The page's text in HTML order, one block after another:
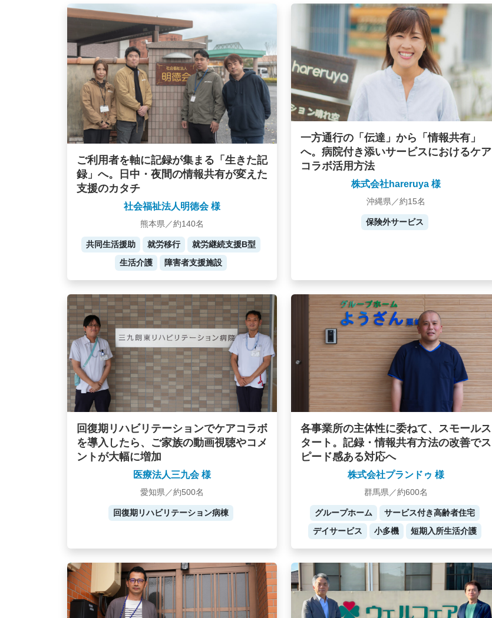
ご利用者を軸に記録が集まる「生きた記
録」へ。日中・夜間の情報共有が変えた
支援のカタチ
社会福祉法人明徳会 様
熊本県／約140名
共同生活援助 就労移行
就労継続支援B型
生活介護
障害者支援施設
一方通行の「伝達」から「情報共有」
へ。病院付き添いサービスにおけるケア
コラボ活用方法
株式会社hareruya 様
沖縄県／約15名
保険外サービス
回復期リハビリテーションでケアコラボ
を導入したら、ご家族の動画視聴やコメ
ントが大幅に増加
医療法人三九会 様
愛知県／約500名
回復期リハビリテーション病棟
各事業所の主体性に委ねて、スモールス
タート。記録・情報共有方法の改善でス
ピード感ある対応へ
株式会社プランドゥ 様
群馬県／約600名
グループホーム
サービス付き高齢者住宅
デイサービス
小多機 短期入所生活介護